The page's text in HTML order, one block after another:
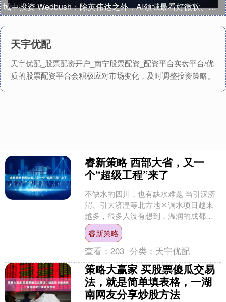
城中投资 Wedbush：除英伟达之外，AI领域最看好微软、苹果、特斯拉等五家公司
天宇优配
天宇优配_股票配资开户_南宁股票配资_配资平台实盘平台/优
质的股票配资平台会积极应对市场变化，及时调整投资策略。
睿新策略 西部大省，又一
个“超级工程”来了
不缺水的四川，也有缺水难题 当引汉济
渭、引大济湟等北方地区调水项目越来
越多，很多人没有想到，温润的成都平
原也越来越"渴"。 四川被称作"千河之
省"，但水资源分布....
睿新策略
查看：203 分类： 天宇优配
策略大赢家 买股票傻瓜交易
法，就是简单填表格，一湖
南网友分享炒股方法